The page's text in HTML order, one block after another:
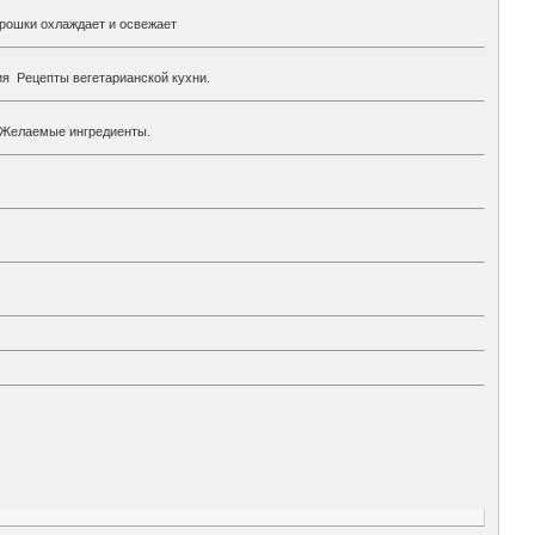
охлаждает и освежает
Рецепты вегетарианской кухни.
Желаемые ингредиенты.